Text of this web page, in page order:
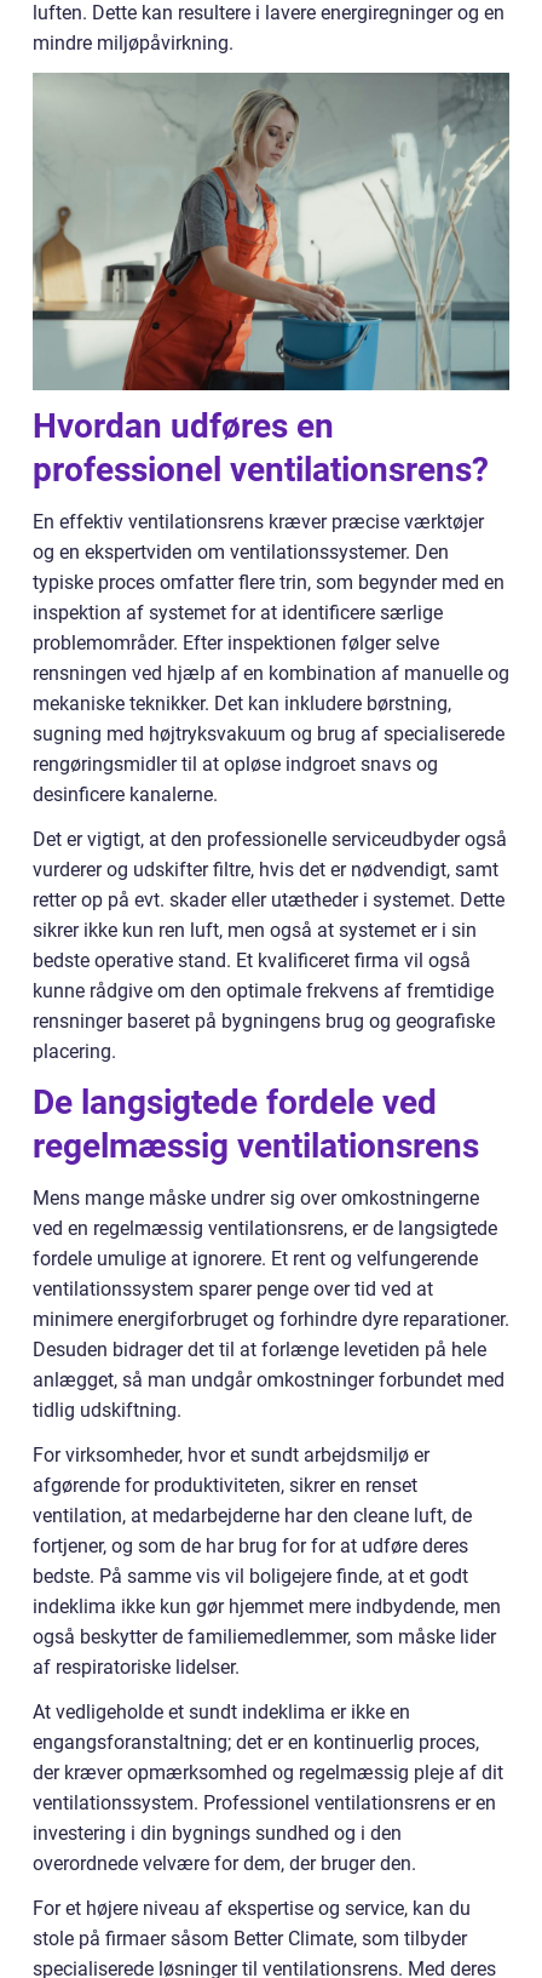
luften. Dette kan resultere i lavere energiregninger og en
mindre miljøpåvirkning.
Hvordan udføres en
professionel ventilationsrens?
En effektiv ventilationsrens kræver præcise værktøjer
og en ekspertviden om ventilationssystemer. Den
typiske proces omfatter flere trin, som begynder med en
inspektion af systemet for at identificere særlige
problemområder. Efter inspektionen følger selve
rensningen ved hjælp af en kombination af manuelle og
mekaniske teknikker. Det kan inkludere børstning,
sugning med højtryksvakuum og brug af specialiserede
rengøringsmidler til at opløse indgroet snavs og
desinficere kanalerne.
Det er vigtigt, at den professionelle serviceudbyder også
vurderer og udskifter filtre, hvis det er nødvendigt, samt
retter op på evt. skader eller utætheder i systemet. Dette
sikrer ikke kun ren luft, men også at systemet er i sin
bedste operative stand. Et kvalificeret firma vil også
kunne rådgive om den optimale frekvens af fremtidige
rensninger baseret på bygningens brug og geografiske
placering.
De langsigtede fordele ved
regelmæssig ventilationsrens
Mens mange måske undrer sig over omkostningerne
ved en regelmæssig ventilationsrens, er de langsigtede
fordele umulige at ignorere. Et rent og velfungerende
ventilationssystem sparer penge over tid ved at
minimere energiforbruget og forhindre dyre reparationer.
Desuden bidrager det til at forlænge levetiden på hele
anlægget, så man undgår omkostninger forbundet med
tidlig udskiftning.
For virksomheder, hvor et sundt arbejdsmiljø er
afgørende for produktiviteten, sikrer en renset
ventilation, at medarbejderne har den cleane luft, de
fortjener, og som de har brug for for at udføre deres
bedste. På samme vis vil boligejere finde, at et godt
indeklima ikke kun gør hjemmet mere indbydende, men
også beskytter de familiemedlemmer, som måske lider
af respiratoriske lidelser.
At vedligeholde et sundt indeklima er ikke en
engangsforanstaltning; det er en kontinuerlig proces,
der kræver opmærksomhed og regelmæssig pleje af dit
ventilationssystem. Professionel ventilationsrens er en
investering i din bygnings sundhed og i den
overordnede velvære for dem, der bruger den.
For et højere niveau af ekspertise og service, kan du
stole på firmaer såsom Better Climate, som tilbyder
specialiserede løsninger til ventilationsrens. Med deres